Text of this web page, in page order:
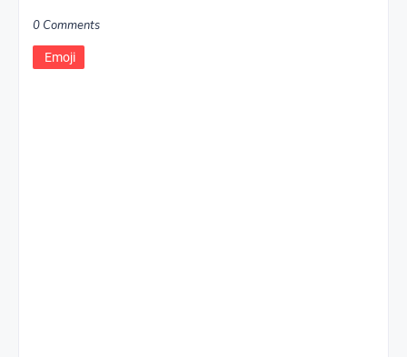
0 Comments
Emoji